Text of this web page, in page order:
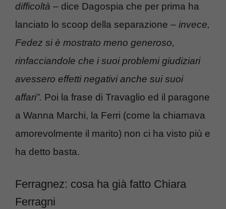
difficoltà – dice Dagospia che per prima ha
lanciato lo scoop della separazione – invece,
Fedez si è mostrato meno generoso,
rinfacciandole che i suoi problemi giudiziari
avessero effetti negativi anche sui suoi
affari”. Poi la frase di Travaglio ed il paragone
a Wanna Marchi, la Ferri (come la chiamava
amorevolmente il marito) non ci ha visto più e
ha detto basta.
Ferragnez: cosa ha già fatto Chiara
Ferragni